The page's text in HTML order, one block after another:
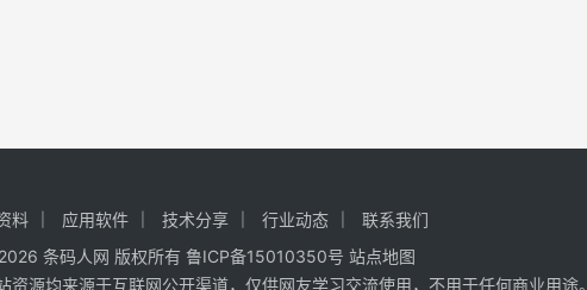
料 应用软件 技术分享 行业动态
联系我们
2026 条码人网 版权所有 鲁ICP备15010350号 站点地图
资源均来源于互联网公开渠道，仅供网友学习交流使用，不用于任何商业用途。